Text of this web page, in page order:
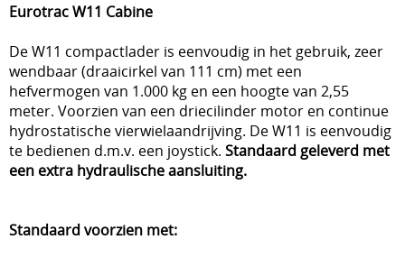
Eurotrac W11 Cabine
De W11 compactlader is eenvoudig in het gebruik, zeer
wendbaar (draaicirkel van 111 cm) met een
hefvermogen van 1.000 kg en een hoogte van 2,55
meter. Voorzien van een driecilinder motor en continue
hydrostatische vierwielaandrijving. De W11 is eenvoudig
te bedienen d.m.v. een joystick. Standaard geleverd met
een extra hydraulische aansluiting.
Standaard voorzien met: